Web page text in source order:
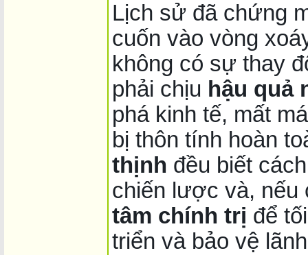
Lịch sử đã chứng
cuốn vào vòng
không có sự thay
phải chịu hậu quả
phá kinh tế, mất
bị thôn tính hoàn
thịnh đều biết
chiến lược và, nếu
tâm chính trị để
triển và bảo vệ